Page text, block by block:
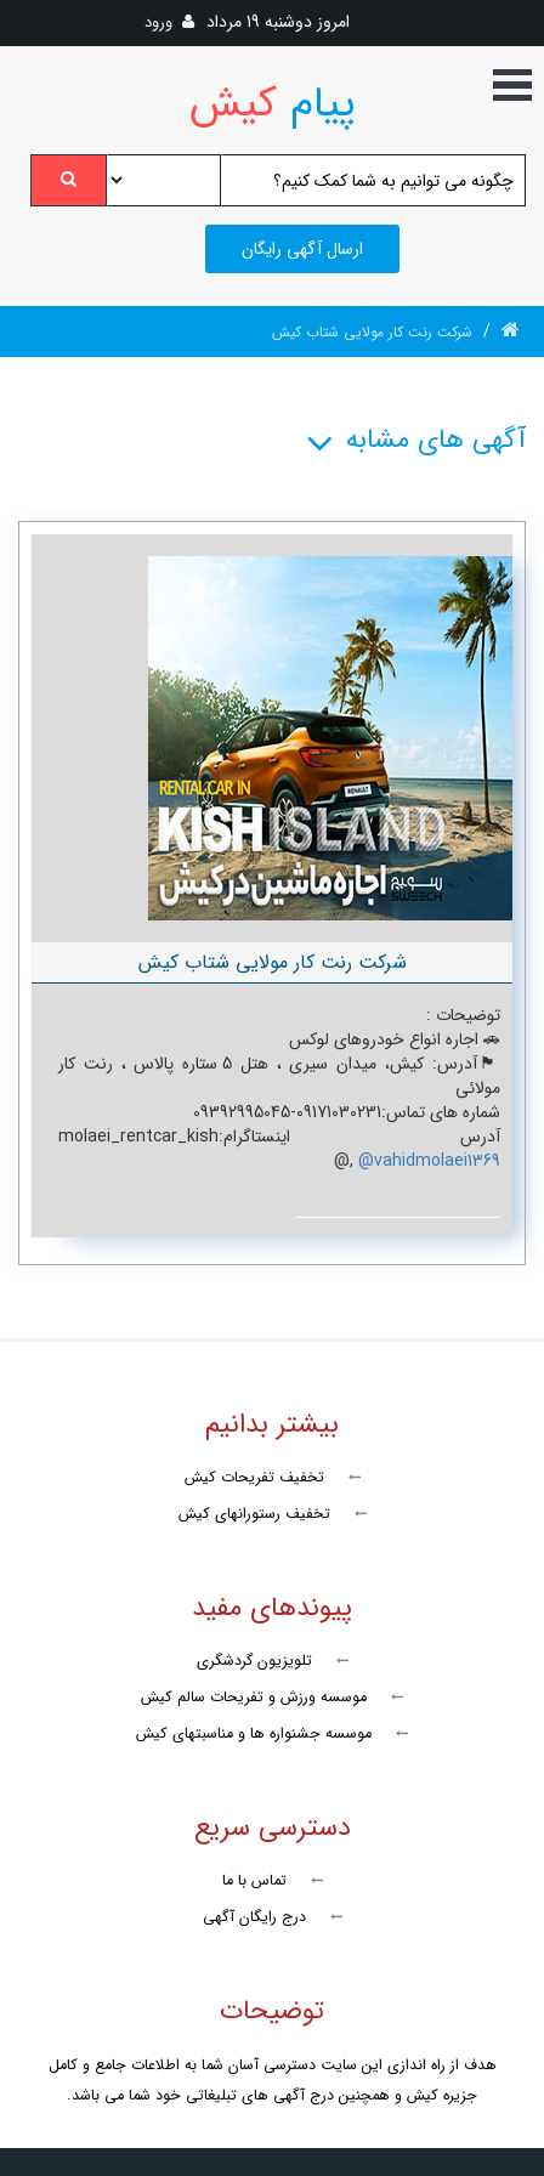
امروز دوشنبه 19 مرداد ورود
پیامکیش
ارسال آگهی رایگان
/ شرکت رنت کار مولایی شتاب کیش
آگهی های مشابه
شرکت رنت کار مولایی شتاب کیش
توضیحات :
🚗 اجاره انواع خودروهای لوکس
🏴آدرس: کیش، میدان سیری ، هتل 5 ستاره پالاس ، رنت کار
مولائی
شماره های تماس:09171030231-09392995045
آدرس اینستاگرام:molaei_rentcar_kish
, @vahidmolaei1369
@
بیشتر بدانیم
تخفیف تفریحات کیش
تخفیف رستورانهای کیش
پیوندهای مفید
تلویزیون گردشگری
موسسه ورزش و تفریحات سالم کیش
موسسه جشنواره ها و مناسبتهای کیش
دسترسی سریع
تماس با ما
درج رایگان آگهی
توضیحات
هدف از راه اندازی این سایت دسترسی آسان شما به اطلاعات جامع و کامل
جزیره کیش و همچنین درج آگهی های تبلیغاتی خود شما می باشد.